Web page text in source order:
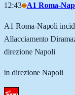
12:43 A1 Roma-
A1 Roma-Napoli
Allacciamento
direzione Napoli
in direzione Napoli